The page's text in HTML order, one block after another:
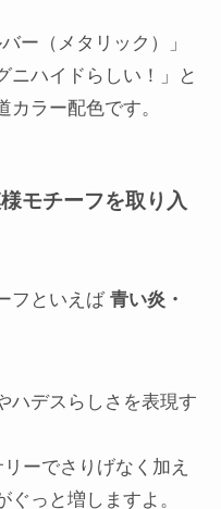
ー（メタリック）」
ニハイドらしい！」と
ラー配色です。
モチーフを取り入
フといえば 青い炎・
ハデスらしさを表現す
ーでさりげなく加え
っと増しますよ。